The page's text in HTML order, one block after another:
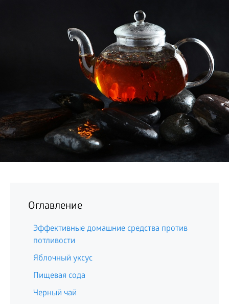
Оглавление
Эффективные домашние средства против
потливости
Яблочный уксус
Пищевая сода
Черный чай